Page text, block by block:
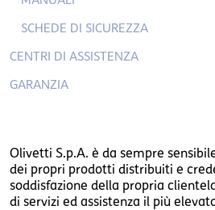
SCHEDE DI SICUREZZA
CENTRI DI ASSISTENZA
GARANZIA
Olivetti S.p.A. è da sempre
dei propri prodotti distribuiti e
soddisfazione della propria
di servizi ed assistenza il più